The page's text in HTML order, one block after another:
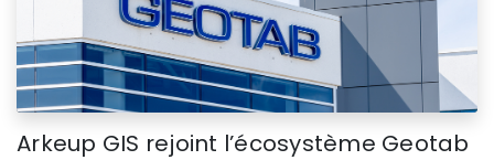
Arkeup GIS rejoint l’écosystème Geotab